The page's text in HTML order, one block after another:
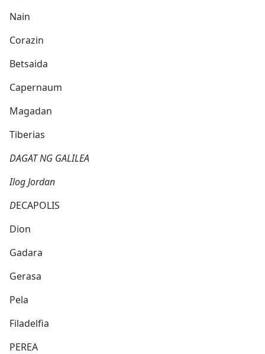
Nain
Corazin
Betsaida
Capernaum
Magadan
Tiberias
DAGAT NG GALILEA
Ilog Jordan
DECAPOLIS
Dion
Gadara
Gerasa
Pela
Filadelfia
PEREA